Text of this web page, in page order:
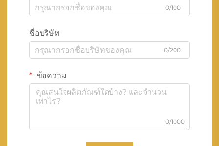
0/100
ชื่อบริษัท
0/200
ข้อความ
0/1000